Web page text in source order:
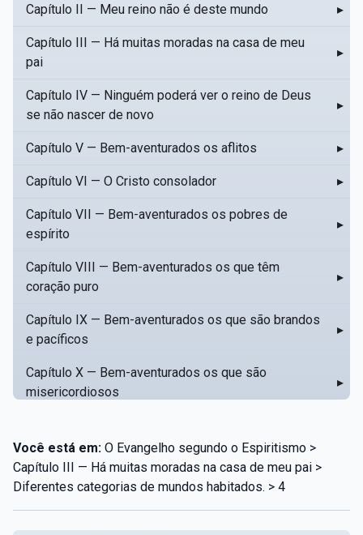
Capítulo II — Meu reino não é deste mundo ▸
Capítulo III — Há muitas moradas na casa de meu
pai
▸
Capítulo IV — Ninguém poderá ver o reino de Deus
se não nascer de novo
▸
Capítulo V — Bem-aventurados os aflitos ▸
Capítulo VI — O Cristo consolador ▸
Capítulo VII — Bem-aventurados os pobres de
espírito
▸
Capítulo VIII — Bem-aventurados os que têm
coração puro
▸
Capítulo IX — Bem-aventurados os que são brandos
e pacíficos
▸
Capítulo X — Bem-aventurados os que são
misericordiosos
▸
Capítulo XII — Amai os vossos inimigos
Capítulo XIII — Não saiba a vossa mão esquerda o
que dê a vossa mão direita
Você está em: O Evangelho segundo o Espiritismo >
Capítulo III — Há muitas moradas na casa de meu pai >
Diferentes categorias de mundos habitados. > 4